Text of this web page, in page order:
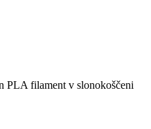
PLA filament v slonokoščeni